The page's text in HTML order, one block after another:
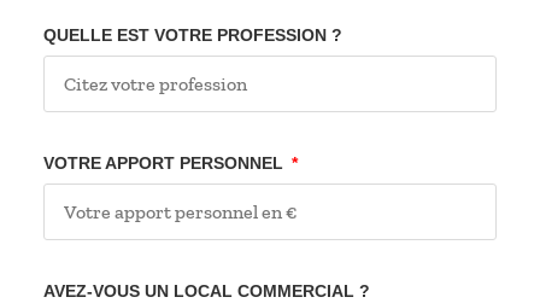
QUELLE EST VOTRE PROFESSION ?
VOTRE APPORT PERSONNEL
AVEZ-VOUS UN LOCAL COMMERCIAL ?